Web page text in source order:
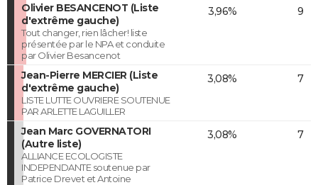
Olivier BESANCENOT (Liste
d'extrême gauche)
Tout changer, rien lâcher! liste
présentée par le NPA et conduite
par Olivier Besancenot
3,96% 9
Jean-Pierre MERCIER (Liste
d'extrême gauche)
LISTE LUTTE OUVRIERE SOUTENUE
PAR ARLETTE LAGUILLER
3,08% 7
Jean Marc GOVERNATORI
(Autre liste)
ALLIANCE ECOLOGISTE
INDEPENDANTE soutenue par
Patrice Drevet et Antoine
3,08% 7